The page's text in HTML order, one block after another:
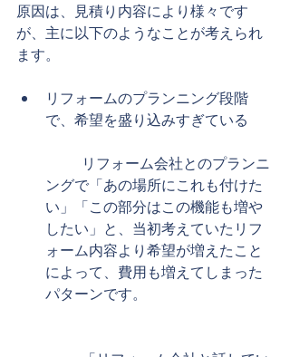
原因は、見積り内容により様々です
が、主に以下のようなことが考えられ
ます。
リフォームのプランニング段階
で、希望を盛り込みすぎている
ングで「あの場所にこれも付けた
い」「この部分はこの機能も増や
したい」と、当初考えていたリフ
ォーム内容より希望が増えたこと
によって、費用も増えてしまった
パターンです。